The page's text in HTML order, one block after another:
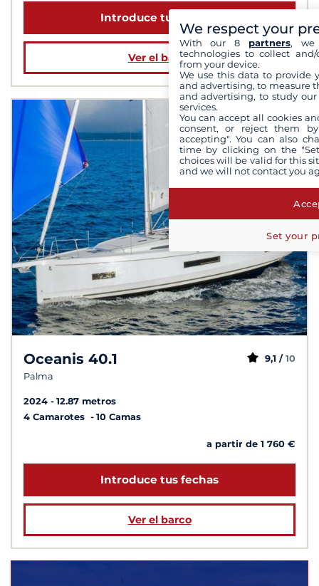
Introduce tus fechas
Ver el barco
Oceanis 40.1
Palma
9,1 / 10
2024
12.87 metros
4 Camarotes
10 Camas
a partir de 1 760 €
Introduce tus fechas
Ver el barco
We respect your
With our 8 partners, we
technologies to collect
from your device.
We use this data to provide
and advertising, to measure
and advertising, to study
services.
You can accept all cookies
consent, or reject them
accepting". You can also
time by clicking on the
choices will be valid for this
and we will not contact you
Set your